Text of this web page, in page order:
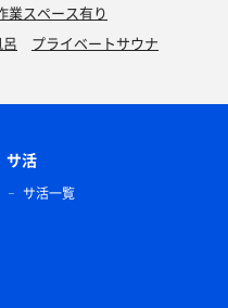
業スペース有り
プライベートサウナ
サ活
サ活一覧